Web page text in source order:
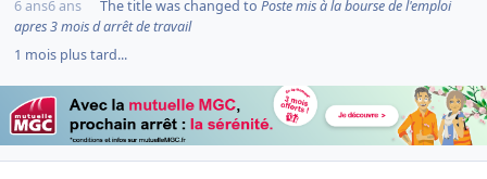
6 ans6 ans The title was changed to Poste mis à la bourse de l'emploi
apres 3 mois d arrêt de travail
1 mois plus tard...